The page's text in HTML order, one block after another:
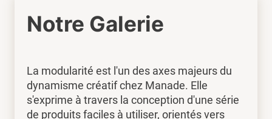
Notre Galerie
La modularité est l'un des axes majeurs du
dynamisme créatif chez Manade. Elle
s'exprime à travers la conception d'une série
de produits faciles à utiliser, orientés vers